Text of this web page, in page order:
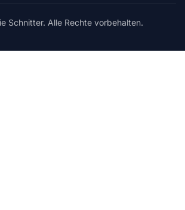
Schnitter. Alle Rechte vorbehalten.